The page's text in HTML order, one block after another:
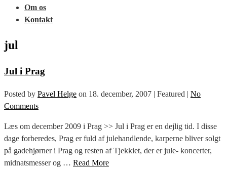
Om os
Kontakt
jul
Jul i Prag
Posted by Pavel Helge on 18. december, 2007 | Featured | No
Comments
Læs om december 2009 i Prag >> Jul i Prag er en dejlig tid. I disse
dage forberedes, Prag er fuld af julehandlende, karperne bliver solgt
på gadehjørner i Prag og resten af Tjekkiet, der er jule- koncerter,
midnatsmesser og … Read More